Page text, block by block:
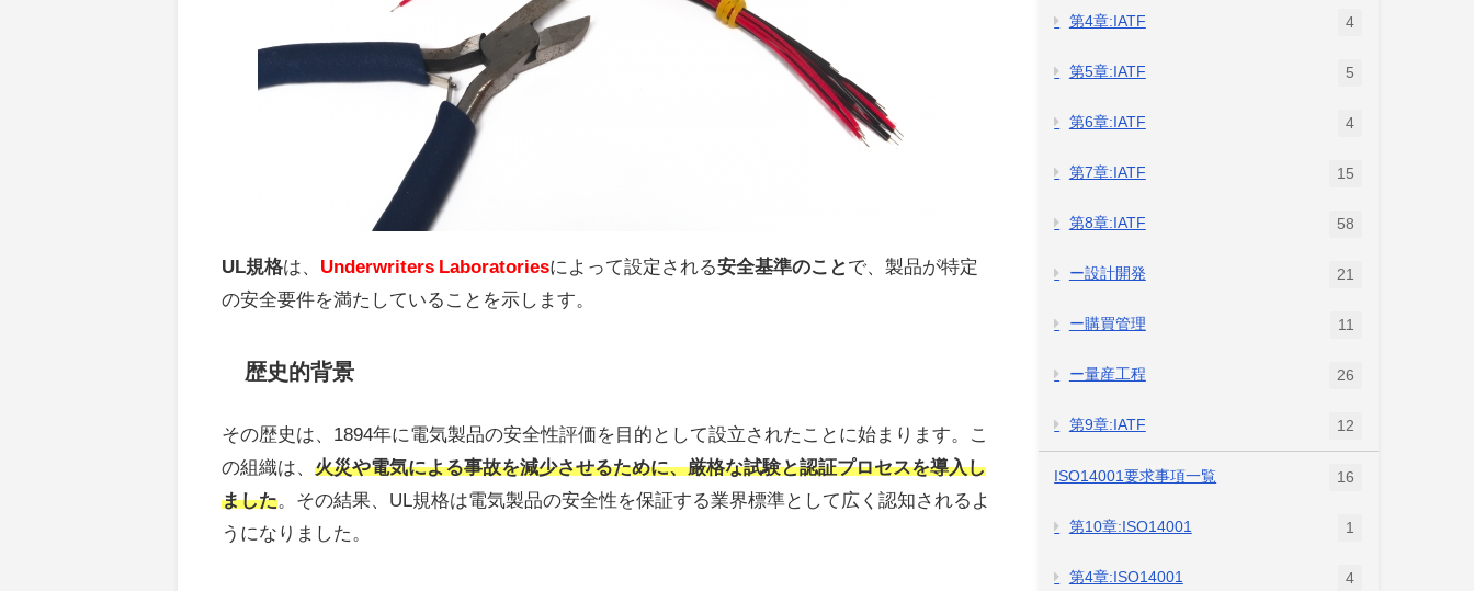
UL規格は、 Underwriters Laboratoriesによって設定される安全基準のこと で、製品が特定
の安全要件を満たしていることを示します。
歴史的背景
その歴史は、1894年に電気製品の安全性評価を目的として設立されたことに始まります。こ
の組織は、火災や電気による事故を減少させるために、厳格な試験と認証プロセスを導入し
ました 。その結果、UL規格は電気製品の安全性を保証する業界標準として広く認知されるよ
うになりました。
第4章:IATF 4
第5章:IATF 5
第6章:IATF 4
第7章:IATF 15
第8章:IATF 58
ー設計開発 21
ー購買管理 11
ー量産工程 26
第9章:IATF 12
ISO14001要求事項一覧 16
第10章:ISO14001 1
第4章:ISO14001 4